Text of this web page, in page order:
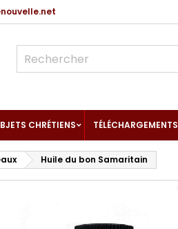
CHRÉTIENS TÉLÉCHARGEMENTS
Huile du bon Samaritain